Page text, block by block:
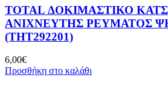
TOTAL ΔΟΚΙΜΑΣΤΙΚΟ
ΑΝΙΧΝΕΥΤΗΣ ΡΕΥΜΑΤΟΣ
(THT292201)
6,00€
Προσθήκη στο καλάθι